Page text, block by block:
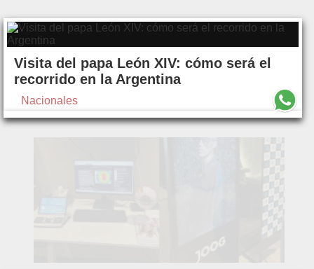
Visita del papa León XIV: cómo será el
recorrido en la Argentina
Nacionales